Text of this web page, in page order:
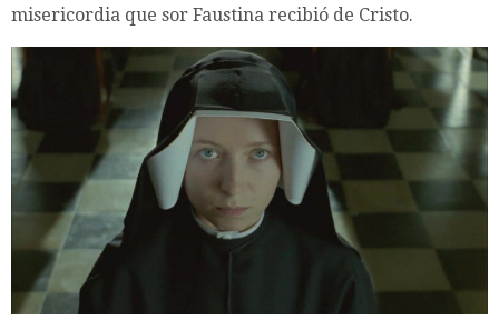
misericordia que sor Faustina recibió de Cristo.